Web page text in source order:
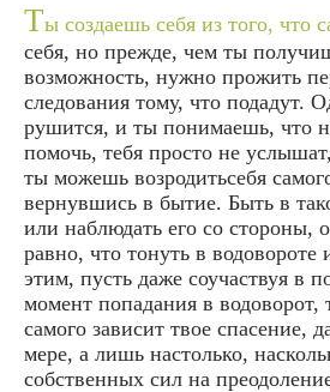
Ты создаешь себя из того, что
себя, но прежде, чем ты
возможность, нужно прожить
следования тому, что подадут.
рушится, и ты понимаешь, что
помочь, тебя просто не
ты можешь возродитьсебя
вернувшись в бытие. Быть в
или наблюдать его со стороны,
равно, что тонуть в водовороте
этим, пусть даже соучаствуя в
момент попадания в водоворот,
самого зависит твое спасение,
мере, а лишь настолько,
собственных сил на